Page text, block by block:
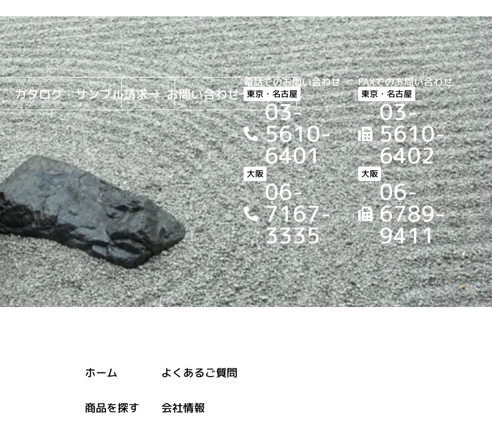
カタログ・サンプル請求 お問い合わせ
電話でのお問い合わせ
東京・名古屋
03-
5610-
6401
大阪
06-
7167-
3335
FAXでのお問い合わせ
東京・名古屋
03-
5610-
6402
大阪
06-
6789-
9411
ホーム
商品を探す
よくあるご質問
会社情報